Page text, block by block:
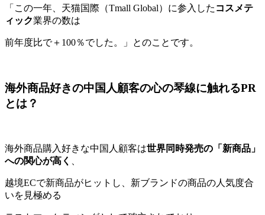
「この一年、天猫国際（Tmall Global）に参入した コスメテ
ィック業界の数は
前年度比で＋100％でした。」とのことです。
海外商品好きの中国人顧客の心の琴線に触れるPR
とは？
海外商品購入好きな中国人顧客は世界同時発売の「新商品」
への関心が高く
越境ECで新商品がヒットし、新ブランドの商品の人気度合
いを見極める